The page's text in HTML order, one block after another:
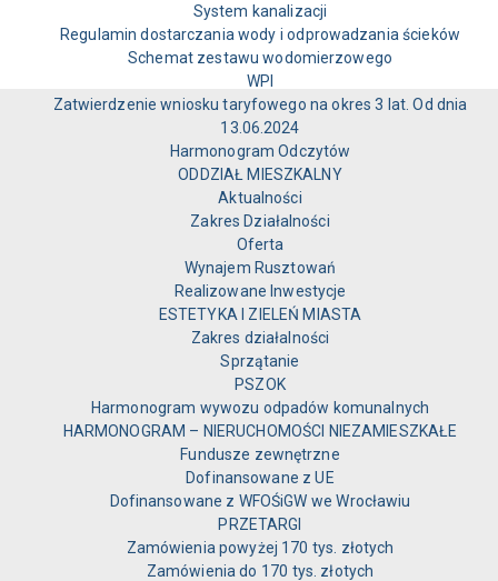
System kanalizacji
Regulamin dostarczania wody i odprowadzania ścieków
Schemat zestawu wodomierzowego
WPI
Zatwierdzenie wniosku taryfowego na okres 3 lat. Od dnia
13.06.2024
Harmonogram Odczytów
ODDZIAŁ MIESZKALNY
Aktualności
Zakres Działalności
Oferta
Wynajem Rusztowań
Realizowane Inwestycje
ESTETYKA I ZIELEŃ MIASTA
Zakres działalności
Sprzątanie
PSZOK
Harmonogram wywozu odpadów komunalnych
HARMONOGRAM – NIERUCHOMOŚCI NIEZAMIESZKAŁE
Fundusze zewnętrzne
Dofinansowane z UE
Dofinansowane z WFOŚiGW we Wrocławiu
PRZETARGI
Zamówienia powyżej 170 tys. złotych
Zamówienia do 170 tys. złotych